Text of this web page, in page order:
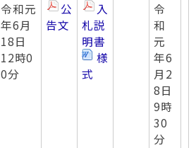
令和元
年6月
18日
12時0
0分
公
告文
入
札説
明書
様
式
令
和
元
年6
月2
8日
9時
30
分